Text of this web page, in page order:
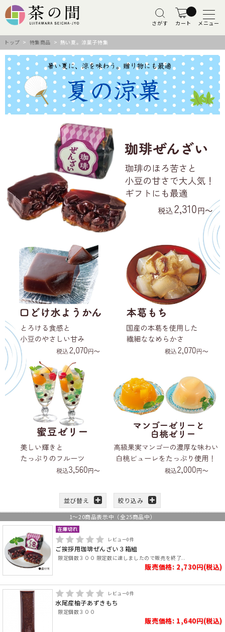
さがす カート メニュー
トップ > 特集商品 > 熱い夏。涼菓子特集
並び替え 絞り込み
1～20商品表示中（全25商品中）
レビュー0件
ご挨拶用珈琲ぜんざい３箱組
限定個数３００ 限定数に達しましたので販売を終了..
販売価格: 2,730円(税込)
レビュー0件
水尾産柚子あずきもち
限定個数３００
販売価格: 1,640円(税込)